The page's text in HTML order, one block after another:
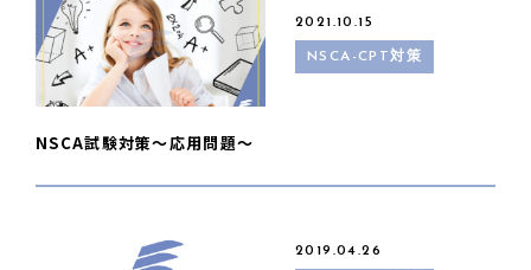
2021.10.15
NSCA-CPT対策
NSCA試験対策〜応用問題〜
2019.04.26